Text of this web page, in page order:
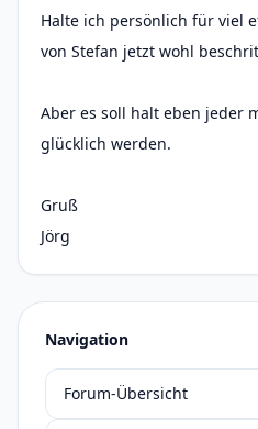
Halte ich persönlich für viel
von Stefan jetzt wohl
Aber es soll halt eben jeder
glücklich werden.
Gruß
Jörg
Navigation
Forum-Übersicht